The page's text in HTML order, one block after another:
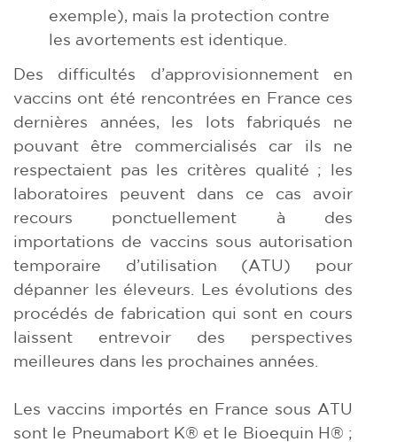
exemple), mais la protection contre
les avortements est identique.
Des difficultés d’approvisionnement en
vaccins ont été rencontrées en France ces
dernières années, les lots fabriqués ne
pouvant être commercialisés car ils ne
respectaient pas les critères qualité ; les
laboratoires peuvent dans ce cas avoir
recours ponctuellement à des
importations de vaccins sous autorisation
temporaire d’utilisation (ATU) pour
dépanner les éleveurs. Les évolutions des
procédés de fabrication qui sont en cours
laissent entrevoir des perspectives
meilleures dans les prochaines années.
Les vaccins importés en France sous ATU
sont le Pneumabort K® et le Bioequin H® ;